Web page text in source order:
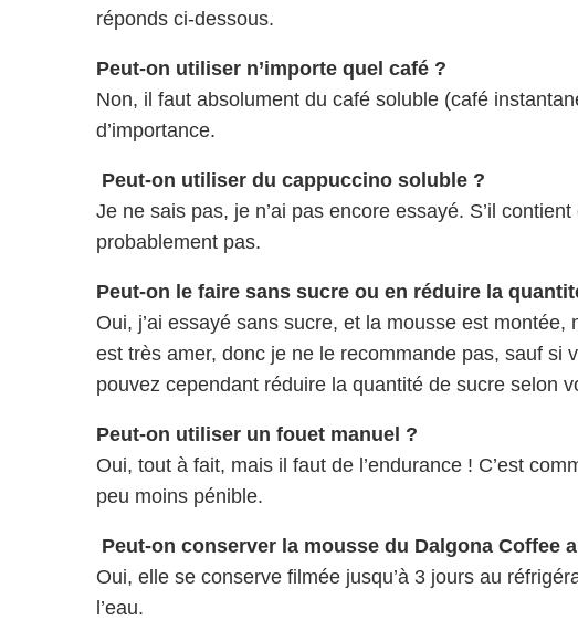
réponds ci-dessous.
Peut-on utiliser n’importe quel café ?
Non, il faut absolument du café soluble (café
d’importance.
Peut-on utiliser du cappuccino soluble ?
Je ne sais pas, je n’ai pas encore essayé. S’il
probablement pas.
Peut-on le faire sans sucre ou en réduire la
Oui, j’ai essayé sans sucre, et la mousse est
est très amer, donc je ne le recommande pas, sauf si
pouvez cependant réduire la quantité de sucre selon
Peut-on utiliser un fouet manuel ?
Oui, tout à fait, mais il faut de l’endurance ! C’est
peu moins pénible.
Peut-on conserver la mousse du Dalgona Coffee
Oui, elle se conserve filmée jusqu’à 3 jours au
l’eau.